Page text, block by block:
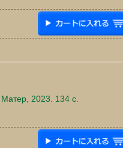
2023. 134 c.